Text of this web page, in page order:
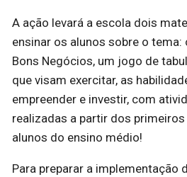
A ação levará a escola dois
ensinar os alunos sobre o
Bons Negócios, um jogo de
que visam exercitar, as
empreender e investir, com
realizadas a partir dos
alunos do ensino médio!
Para preparar a implementação